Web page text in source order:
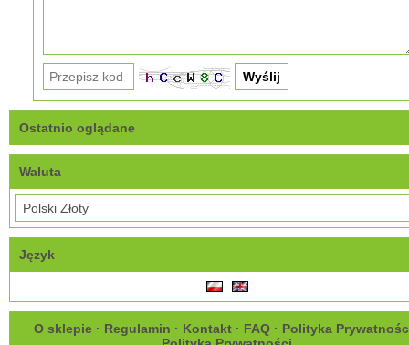
Ostatnio oglądane
Waluta
Język
O sklepie· Regulamin · Kontakt· FAQ· Polityka